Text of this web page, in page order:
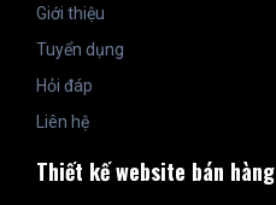
Giới thiệu
Tuyển dụng
Hỏi đáp
Liên hệ
Thiết kế website bán hàng